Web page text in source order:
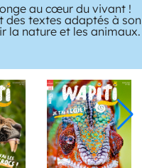
au cœur du vivant !
des textes adaptés à son
la nature et les animaux.